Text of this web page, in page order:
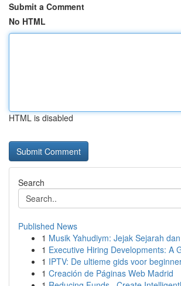
Submit a Comment
No HTML
HTML is disabled
Search
Published News
1 Musik Yahudiym: Jejak Sejarah
1 Executive Hiring Developments: A
1 IPTV: De ultieme gids voor
1 Creación de Páginas Web Madrid